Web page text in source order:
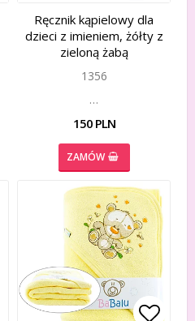
to list of favorites
to list of favorites
Add
Add
Ręcznik kąpielowy dla
dzieci z imieniem, żółty z
zieloną żabą
1356
…
150 PLN
ZAMÓW